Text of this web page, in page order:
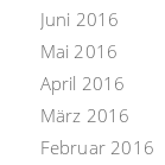
Juni 2016
Mai 2016
April 2016
März 2016
Februar 2016